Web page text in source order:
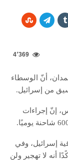
4٬369
أنّ الوسطاء
من إسرائيل.
إنّ إجراءات
إسرائيل، وفي
أنه لا تهجير ولن